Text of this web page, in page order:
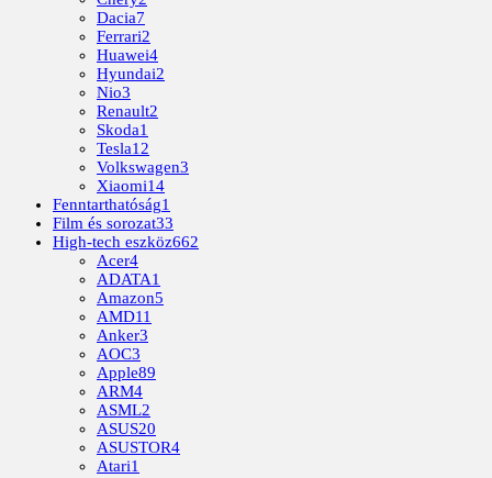
Dacia7
Ferrari2
Huawei4
Hyundai2
Nio3
Renault2
Skoda1
Tesla12
Volkswagen3
Xiaomi14
Fenntarthatóság1
Film és sorozat33
High-tech eszköz662
Acer4
ADATA1
Amazon5
AMD11
Anker3
AOC3
Apple89
ARM4
ASML2
ASUS20
ASUSTOR4
Atari1